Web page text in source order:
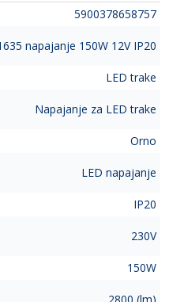
5900378658757
napajanje 150W 12V IP20
LED trake
Napajanje za LED trake
Orno
LED napajanje
IP20
230V
150W
2800 (lm)